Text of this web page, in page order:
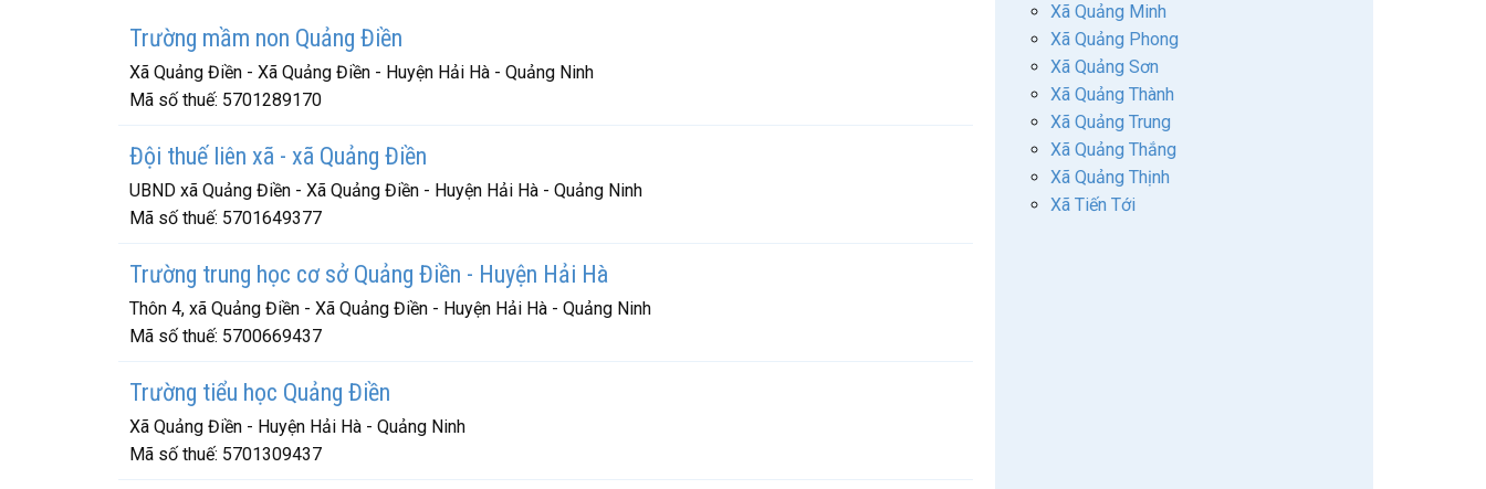
Trường mầm non Quảng Điền
Xã Quảng Điền - Xã Quảng Điền - Huyện Hải Hà - Quảng Ninh
Mã số thuế: 5701289170
Đội thuế liên xã - xã Quảng Điền
UBND xã Quảng Điền - Xã Quảng Điền - Huyện Hải Hà - Quảng Ninh
Mã số thuế: 5701649377
Trường trung học cơ sở Quảng Điền - Huyện Hải Hà
Thôn 4, xã Quảng Điền - Xã Quảng Điền - Huyện Hải Hà - Quảng Ninh
Mã số thuế: 5700669437
Trường tiểu học Quảng Điền
Xã Quảng Điền - Huyện Hải Hà - Quảng Ninh
Mã số thuế: 5701309437
Xã Quảng Minh
Xã Quảng Phong
Xã Quảng Sơn
Xã Quảng Thành
Xã Quảng Trung
Xã Quảng Thắng
Xã Quảng Thịnh
Xã Tiến Tới